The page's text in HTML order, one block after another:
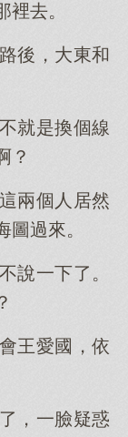
去。
後，大東和
就是換個線
？
兩個人居然
過來。
說一下了。
王愛國，依
，一臉疑惑